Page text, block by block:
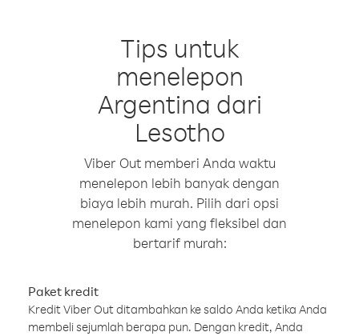
Tips untuk
menelepon
Argentina dari
Lesotho
Viber Out memberi Anda waktu
menelepon lebih banyak dengan
biaya lebih murah. Pilih dari opsi
menelepon kami yang fleksibel dan
bertarif murah:
Paket kredit
Kredit Viber Out ditambahkan ke saldo Anda ketika Anda
membeli sejumlah berapa pun. Dengan kredit, Anda